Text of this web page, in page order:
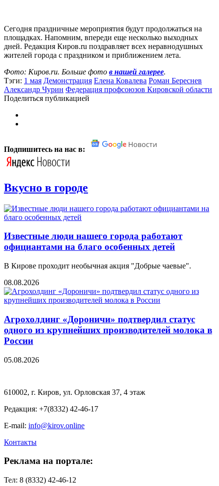
Сегодня праздничные мероприятия будут продолжаться на
площадках. Напомним, впереди еще несколько выходных
дней. Редакция Киров.ru поздравляет всех неравнодушных
жителей города с праздником и приближением лета.
Фото: Киров.ru. Больше фото в нашей галерее.
Тэги: 1 мая Демонстрация Елена Ковалева Роман Береснев
Александр Чурин Федерация профсоюзов Кировской области
Поделиться публикацией
Подпишитесь на нас в:
Вкусно в городе
Известные люди нашего города работают
официантами на благо особенных детей
В Кирове проходит необычная акция "Добрые чаевые".
08.08.2026
Агрохолдинг «Дороничи» подтвердил статус
одного из крупнейших производителей молока в
России
05.08.2026
610002, г. Киров, ул. Орловская 37, 4 этаж
Редакция: +7(8332) 42-46-17
E-mail: info@kirov.online
Контакты
Реклама на портале:
Тел: 8 (8332) 42-46-12